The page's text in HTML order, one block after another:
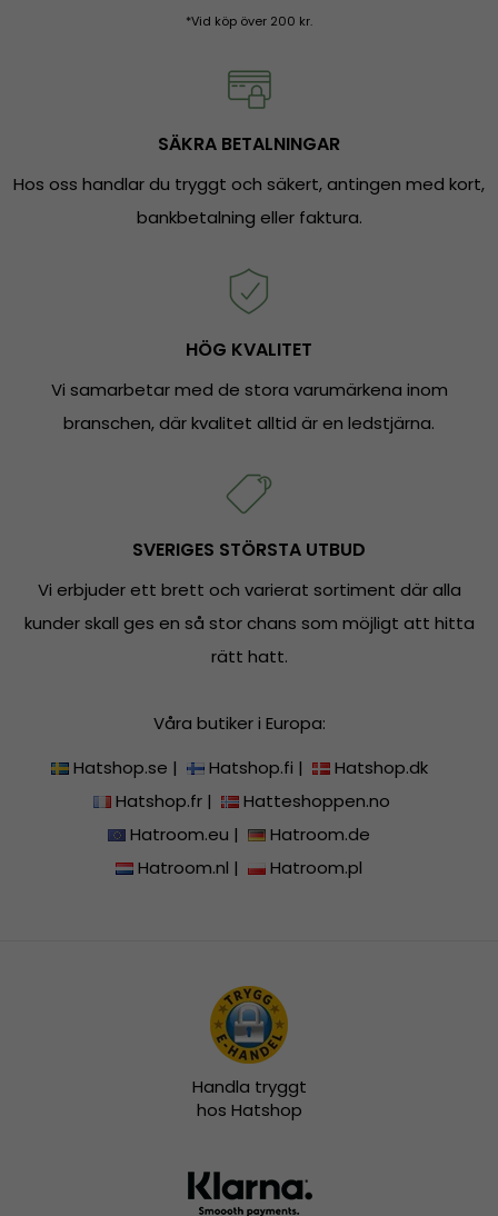
*Vid köp över 200 kr.
SÄKRA BETALNINGAR
Hos oss handlar du tryggt och säkert, antingen med kort,
bankbetalning eller faktura.
HÖG KVALITET
Vi samarbetar med de stora varumärkena inom
branschen, där kvalitet alltid är en ledstjärna.
SVERIGES STÖRSTA UTBUD
Vi erbjuder ett brett och varierat sortiment där alla
kunder skall ges en så stor chans som möjligt att hitta
rätt hatt.
Våra butiker i Europa:
Hatshop.se | Hatshop.fi |
Hatshop.dk
Hatshop.fr|
Hatteshoppen.no
Hatroom.eu |
Hatroom.de
Hatroom.nl | Hatroom.pl
Handla tryggt
hos Hatshop